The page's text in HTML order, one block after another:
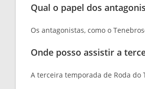
Qual o papel dos
Os antagonistas, como o
Onde posso assistir a
A terceira temporada de Roda do